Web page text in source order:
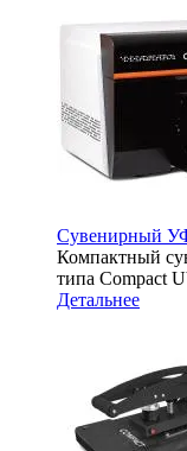
Сувенирный
Компактный
типа Compact
Детальнее